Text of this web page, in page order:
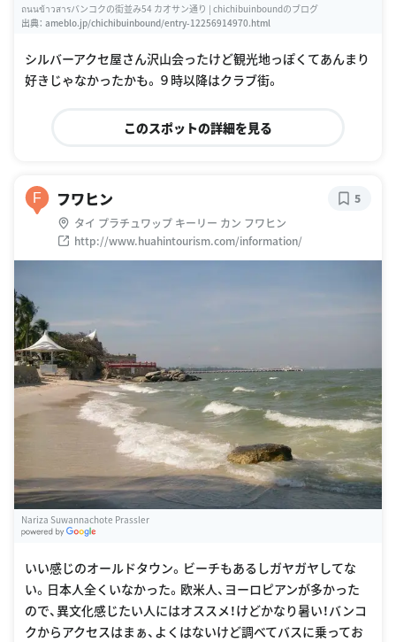
ถนนข้าวสารバンコクの街並み54 カオサン通り | chichibuinboundのブログ
出典： ameblo.jp/chichibuinbound/entry-12256914970.html
シルバーアクセ屋さん沢山会ったけど観光地っぽくてあんまり
好きじゃなかったかも。９時以降はクラブ街。
このスポットの詳細を見る
F フワヒン
タイ プラチュワップ キーリー カン フワヒン
http://www.huahintourism.com/information/
5
Nariza Suwannachote Prassler
いい感じのオールドタウン。ビーチもあるしガヤガヤしてな
い。日本人全くいなかった。欧米人、ヨーロピアンが多かった
ので、異文化感じたい人にはオススメ！けどかなり暑い！バンコ
クからアクセスはまぁ、よくはないけど調べてバスに乗ってお